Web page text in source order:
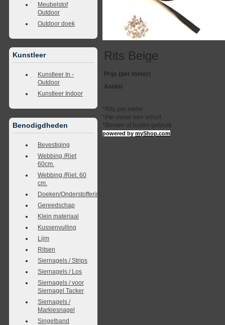
Meubelstof
Outdoor
Outdoor doek
Kunstleer
Kunstleer In -
Outdoor
Kunstleer Indoor
Benodigdheden
Bevestiging
Webbing /Riet
60cm.
Webbing /Riet. 60
cm.
Doeken/Onderstoffering
Gereedschap
Klein materiaal
Kussenvulling
Lijm
Ritsen
Siernagels / Strips
Siernagels / Los
Siernagels / voor
Siernagel Tacker
Siernagels /
Markiesnagel
Singelband
Rits Beige
Prijs (per meter)
Aantal
*Rits per meter
*Per meter een schuif
*Binnen of buiten gebruik
powered bymyShop.com